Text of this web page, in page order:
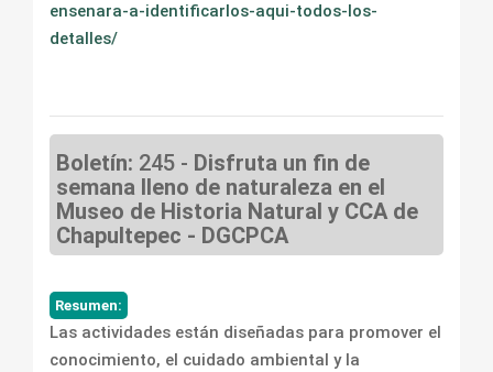
ensenara-a-identificarlos-aqui-todos-los-
detalles/
Boletín: 245 - Disfruta un fin de
semana lleno de naturaleza en el
Museo de Historia Natural y CCA de
Chapultepec - DGCPCA
Resumen:
Las actividades están diseñadas para promover el
conocimiento, el cuidado ambiental y la